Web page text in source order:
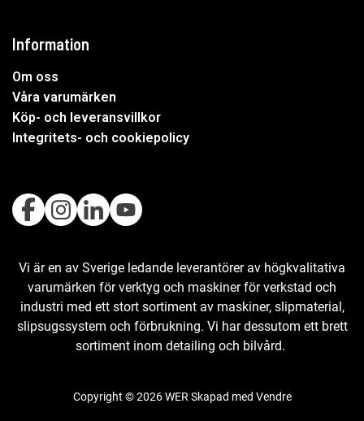
Information
Om oss
Våra varumärken
Köp- och leveransvillkor
Integritets- och cookiepolicy
Vi är en av Sverige ledande leverantörer av högkvalitativa
varumärken för verktyg och maskiner för verkstad och
industri med ett stort sortiment av maskiner, slipmaterial,
slipsugssystem och förbrukning. Vi har dessutom ett brett
sortiment inom detailing och bilvård.
Copyright © 2026 WER Skapad med Vendre